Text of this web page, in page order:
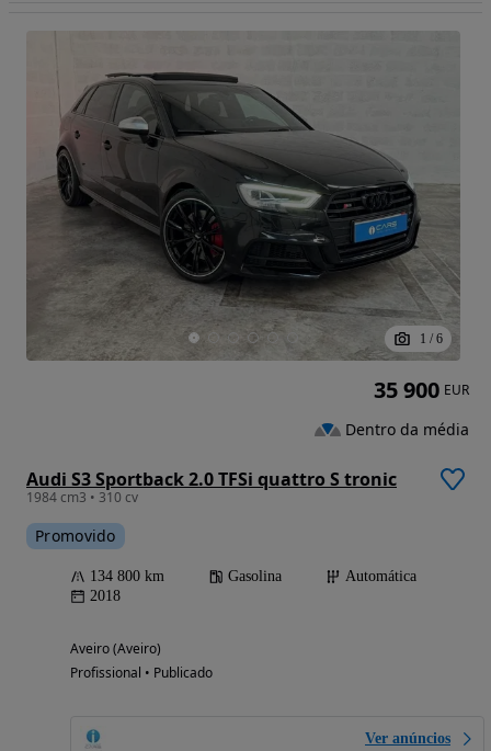
1 / 6
Audi S3 Sportback 2.0 TFSi quattro S tronic
1984 cm3 • 310 cv
Promovido
134 800 km Gasolina
Automática
2018
Aveiro (Aveiro)
Profissional • Publicado
Ver anúncios
35 900 EUR
Dentro da média